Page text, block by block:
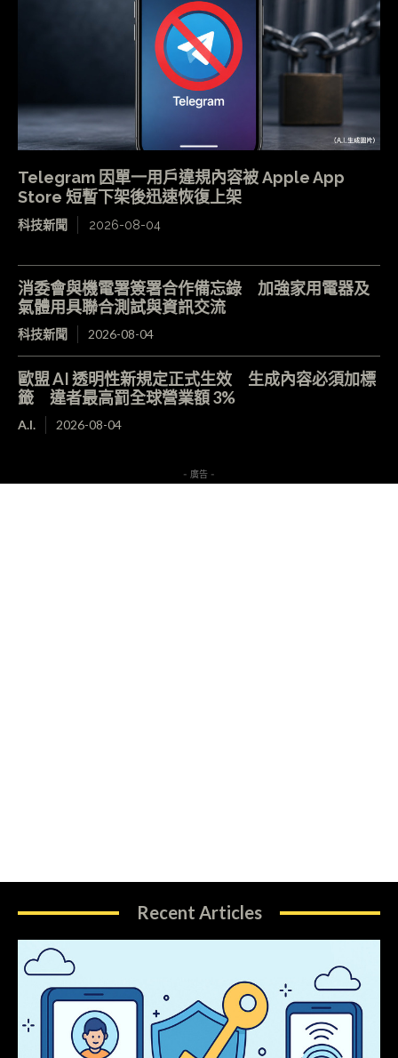
Telegram 因單一用戶違規內容被 Apple App
Store 短暫下架後迅速恢復上架
科技新聞 2026-08-04
消委會與機電署簽署合作備忘錄 加強家用電器及
氣體用具聯合測試與資訊交流
科技新聞 2026-08-04
歐盟 AI 透明性新規定正式生效 生成內容必須加標
籤 違者最高罰全球營業額 3%
A.I. 2026-08-04
- 廣告 -
Recent Articles